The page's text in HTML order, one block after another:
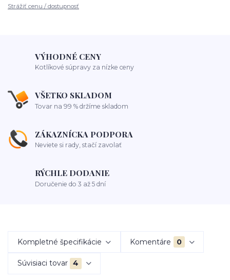
Strážiť cenu / dostupnosť
VÝHODNÉ CENY
Kotlíkové súpravy za nízke ceny
VŠETKO SKLADOM
Tovar na 99 % držíme skladom
ZÁKAZNÍCKA PODPORA
Neviete si rady, stačí zavolať
RÝCHLE DODANIE
Doručenie do 3 až 5 dní
Kompletné špecifikácie Komentáre 0
Súvisiaci tovar 4